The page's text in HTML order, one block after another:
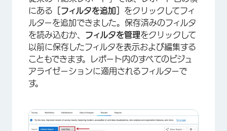
×
にある ［フィルタを追加］ をクリックしてフィ
ルターを追加できました。保存済みのフィルタ
を読み込むか、 フィルタを管理をクリックして
以前に保存したフィルタを表示および編集する
こともできます。レポート内のすべてのビジュ
アライゼーションに適用されるフィルターで
す。